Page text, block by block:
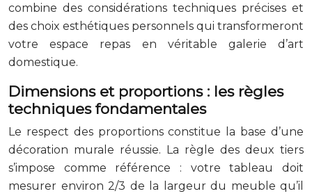
combine des considérations techniques précises et
des choix esthétiques personnels qui transformeront
votre espace repas en véritable galerie d’art
domestique.
Dimensions et proportions : les règles
techniques fondamentales
Le respect des proportions constitue la base d’une
décoration murale réussie. La règle des deux tiers
s’impose comme référence : votre tableau doit
mesurer environ 2/3 de la largeur du meuble qu’il